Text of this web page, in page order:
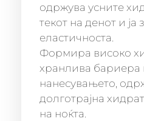
одржува усните
текот на денот и ја
еластичноста.
Формира високо
хранлива бариера
нанесувањето,
долготрајна
на ноќта.